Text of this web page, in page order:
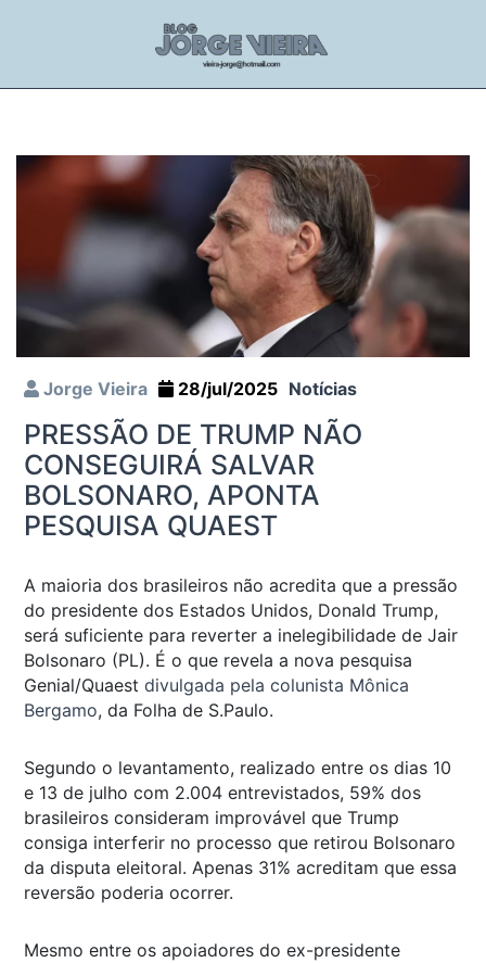
Jorge Vieira 28/jul/2025 Notícias
PRESSÃO DE TRUMP NÃO
CONSEGUIRÁ SALVAR
BOLSONARO, APONTA
PESQUISA QUAEST
A maioria dos brasileiros não acredita que a pressão
do presidente dos Estados Unidos, Donald Trump,
será suficiente para reverter a inelegibilidade de Jair
Bolsonaro (PL). É o que revela a nova pesquisa
Genial/Quaest divulgada pela colunista Mônica
Bergamo, da Folha de S.Paulo.
Segundo o levantamento, realizado entre os dias 10
e 13 de julho com 2.004 entrevistados, 59% dos
brasileiros consideram improvável que Trump
consiga interferir no processo que retirou Bolsonaro
da disputa eleitoral. Apenas 31% acreditam que essa
reversão poderia ocorrer.
Mesmo entre os apoiadores do ex-presidente